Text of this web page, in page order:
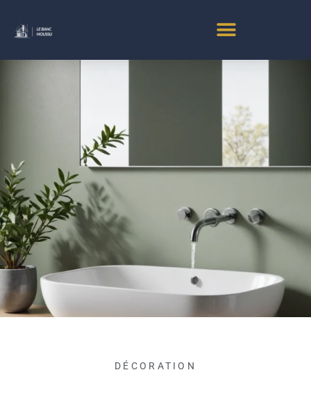
DÉCORATION